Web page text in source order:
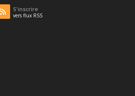
S'inscrire
vers flux RSS